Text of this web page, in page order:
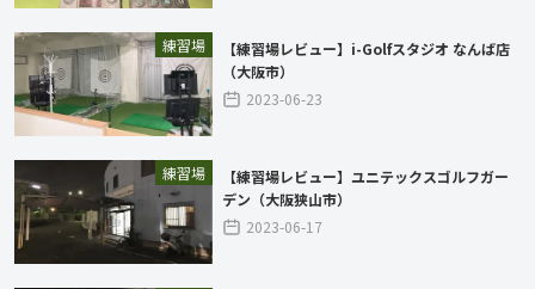
練習場
【練習場レビュー】i-Golfスタジオ なんば店
（大阪市）
2023-06-23
練習場
【練習場レビュー】ユニテックスゴルフガー
デン（大阪狭山市）
2023-06-17